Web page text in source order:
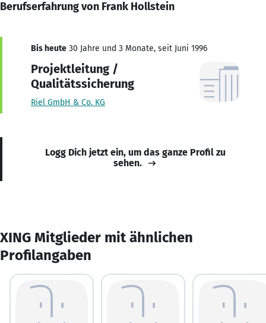
Berufserfahrung von Frank Hollstein
Bis heute 30 Jahre und 3 Monate, seit Juni 1996
Projektleitung /
Qualitätssicherung
Riel GmbH & Co. KG
Logg Dich jetzt ein, um das ganze Profil zu
sehen.
XING Mitglieder mit ähnlichen
Profilangaben